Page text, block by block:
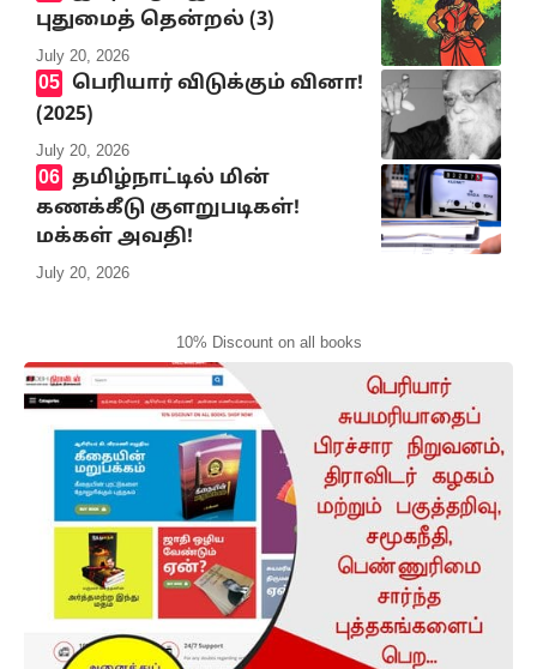
புதுமைத் தென்றல் (3)
July 20, 2026
பெரியார் விடுக்கும் வினா!
(2025)
July 20, 2026
தமிழ்நாட்டில் மின்
கணக்கீடு குளறுபடிகள்!
மக்கள் அவதி!
July 20, 2026
10% Discount on all books